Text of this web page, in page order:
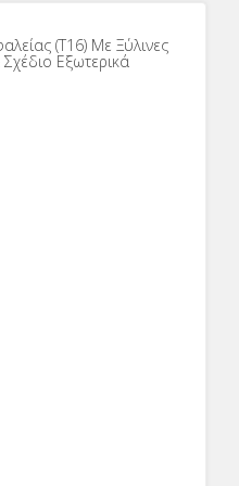
(T16) Με Ξύλινες
Εξωτερικά